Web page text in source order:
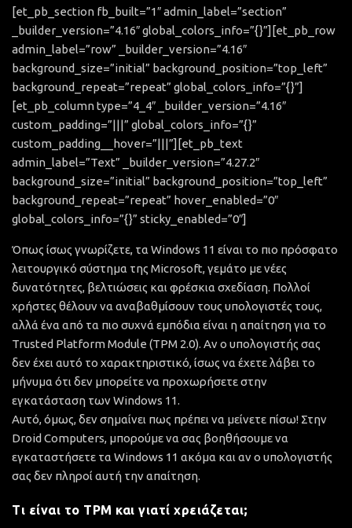
[et_pb_section fb_built=”1″ admin_label=”section”
_builder_version=”4.16″ global_colors_info=”{}”][et_pb_row
admin_label=”row” _builder_version=”4.16″
background_size=”initial” background_position=”top_left”
background_repeat=”repeat” global_colors_info=”{}”]
[et_pb_column type=”4_4″ _builder_version=”4.16″
custom_padding=”|||” global_colors_info=”{}”
custom_padding__hover=”|||”][et_pb_text
admin_label=”Text” _builder_version=”4.27.2″
background_size=”initial” background_position=”top_left”
background_repeat=”repeat” hover_enabled=”0″
global_colors_info=”{}” sticky_enabled=”0″]
Όπως ίσως γνωρίζετε, τα Windows 11 είναι το πιο πρόσφατο
λειτουργικό σύστημα της Microsoft, γεμάτο με νέες
δυνατότητες, βελτιώσεις και φρέσκια σχεδίαση. Πολλοί
χρήστες θέλουν να αναβαθμίσουν τους υπολογιστές τους,
αλλά ένα από τα πιο συχνά εμπόδια είναι η απαίτηση για το
Trusted Platform Module (TPM 2.0). Αν ο υπολογιστής σας
δεν έχει αυτό το χαρακτηριστικό, ίσως να έχετε λάβει το
μήνυμα ότι δεν μπορείτε να προχωρήσετε στην
εγκατάσταση των Windows 11.
Αυτό, όμως, δεν σημαίνει πως πρέπει να μείνετε πίσω! Στην
Droid Computers, μπορούμε να σας βοηθήσουμε να
εγκαταστήσετε τα Windows 11 ακόμα και αν ο υπολογιστής
σας δεν πληροί αυτή την απαίτηση.
Τι είναι το TPM και γιατί χρειάζεται;